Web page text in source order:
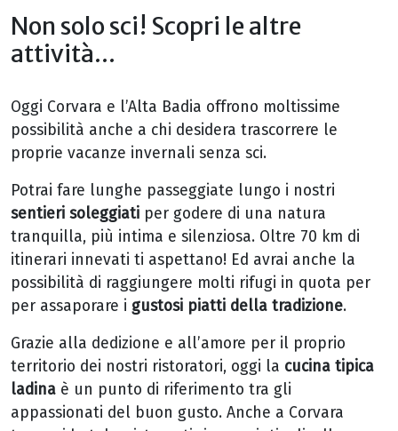
Non solo sci! Scopri le altre
attività...
Oggi Corvara e l’Alta Badia offrono moltissime
possibilità anche a chi desidera trascorrere le
proprie vacanze invernali senza sci.
Potrai fare lunghe passeggiate lungo i nostri
sentieri soleggiati per godere di una natura
tranquilla, più intima e silenziosa. Oltre 70 km di
itinerari innevati ti aspettano! Ed avrai anche la
possibilità di raggiungere molti rifugi in quota per
per assaporare i gustosi piatti della tradizione.
Grazie alla dedizione e all’amore per il proprio
territorio dei nostri ristoratori, oggi la cucina tipica
ladina è un punto di riferimento tra gli
appassionati del buon gusto. Anche a Corvara